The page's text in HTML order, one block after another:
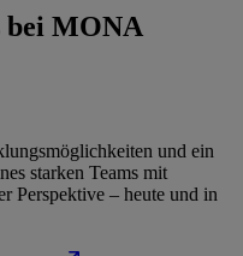
bei MONA
und ein
starken Teams mit
Perspektive – heute und in